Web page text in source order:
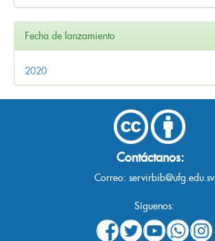
Fecha de lanzamiento
2020
Contáctanos:
Correo: servirbib@ufg.edu.sv
Síguenos: